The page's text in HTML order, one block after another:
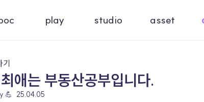
play studio asset
애는 부동산공부입니다.
💪 25.04.05